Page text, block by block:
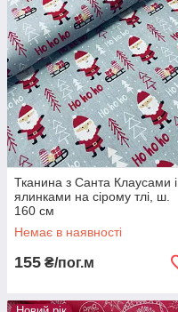
Тканина з Санта Клаусами і
ялинками на сірому тлі, ш.
160 см
Немає в наявності
155 ₴/пог.м